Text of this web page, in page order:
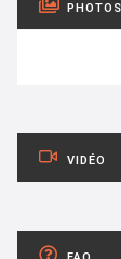
PHOTOS
VIDÉO